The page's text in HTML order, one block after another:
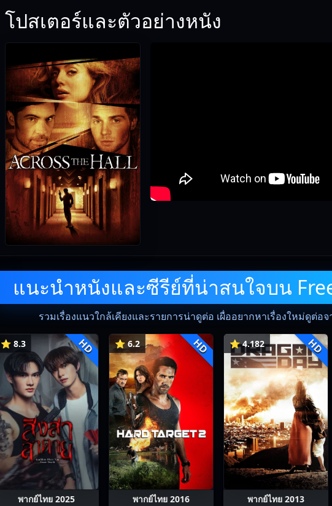
โปสเตอร์และตัวอย่างหนัง
แนะนำหนังและซีรีย์ที่น่าสนใจบน
รวมเรื่องแนวใกล้เคียงและรายการน่าดูต่อ เผื่ออยากหาเรื่องใหม่ดูต่
⭐ 8.3 HD
พากย์ไทย 2025
⭐ 6.2 HD
พากย์ไทย 2016
⭐ 4.182 HD
พากย์ไทย 2013